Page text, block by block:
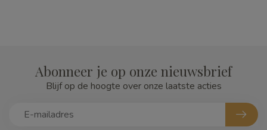
Abonneer je op onze nieuwsbrief
Blijf op de hoogte over onze laatste acties